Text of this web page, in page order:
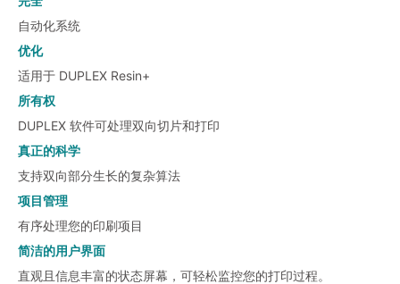
自动化系统
优化
适用于 DUPLEX Resin+
所有权
DUPLEX 软件可处理双向切片和打印
真正的科学
支持双向部分生长的复杂算法
项目管理
有序处理您的印刷项目
简洁的用户界面
直观且信息丰富的状态屏幕，可轻松监控您的打印过程。